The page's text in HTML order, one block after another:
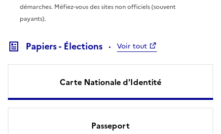
démarches. Méfiez-vous des sites non officiels (souvent
payants).
Papiers - Élections Voir tout
Carte Nationale d'Identité
Passeport